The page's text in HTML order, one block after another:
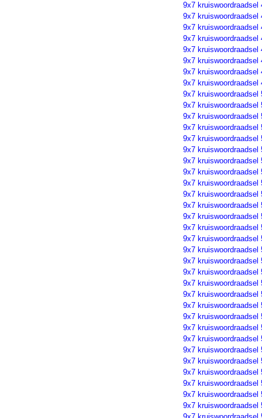
9x7 kruiswoordraadsel
9x7 kruiswoordraadsel
9x7 kruiswoordraadsel
9x7 kruiswoordraadsel
9x7 kruiswoordraadsel
9x7 kruiswoordraadsel
9x7 kruiswoordraadsel
9x7 kruiswoordraadsel
9x7 kruiswoordraadsel
9x7 kruiswoordraadsel
9x7 kruiswoordraadsel
9x7 kruiswoordraadsel
9x7 kruiswoordraadsel
9x7 kruiswoordraadsel
9x7 kruiswoordraadsel
9x7 kruiswoordraadsel
9x7 kruiswoordraadsel
9x7 kruiswoordraadsel
9x7 kruiswoordraadsel
9x7 kruiswoordraadsel
9x7 kruiswoordraadsel
9x7 kruiswoordraadsel
9x7 kruiswoordraadsel
9x7 kruiswoordraadsel
9x7 kruiswoordraadsel
9x7 kruiswoordraadsel
9x7 kruiswoordraadsel
9x7 kruiswoordraadsel
9x7 kruiswoordraadsel
9x7 kruiswoordraadsel
9x7 kruiswoordraadsel
9x7 kruiswoordraadsel
9x7 kruiswoordraadsel
9x7 kruiswoordraadsel
9x7 kruiswoordraadsel
9x7 kruiswoordraadsel
9x7 kruiswoordraadsel